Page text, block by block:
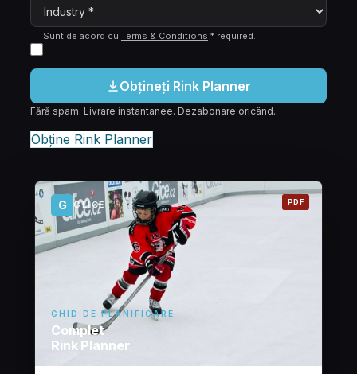
Sunt de acord cu Terms & Conditions * required.
Obțineți Rink Planner
Fără spam. Livrare instantanee. Dezabonare oricând..
Obține Rink Planner
G GLICE
GHID DE PLANIFICARE
Complet
Rink Planner
PDF